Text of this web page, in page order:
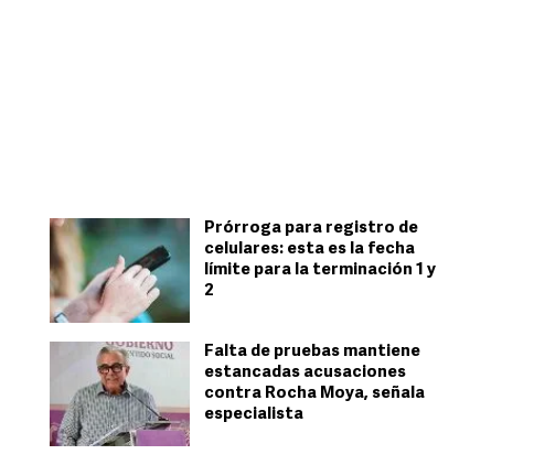
Prórroga para registro de
celulares: esta es la fecha
límite para la terminación 1 y
2
Falta de pruebas mantiene
estancadas acusaciones
contra Rocha Moya, señala
especialista